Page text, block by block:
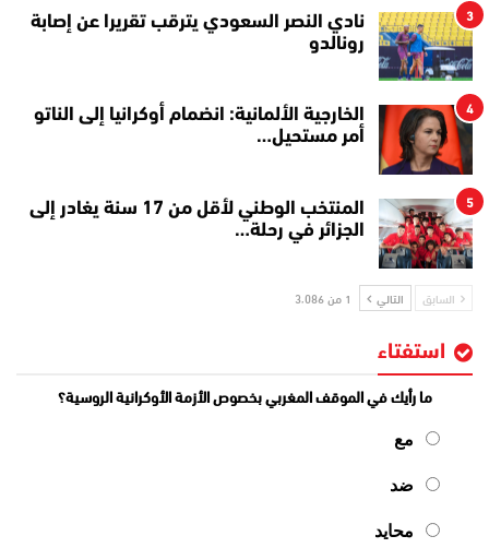
3
نادي النصر السعودي يترقب تقريرا عن إصابة
رونالدو
4
الخارجية الألمانية: انضمام أوكرانيا إلى الناتو
أمر مستحيل…
5
المنتخب الوطني لأقل من 17 سنة يغادر إلى
الجزائر في رحلة…
السابق التالي 1 من 3٬086
استفتاء
ما رأيك في الموقف المغربي بخصوص الأزمة الأوكرانية الروسية؟
مع
ضد
محايد